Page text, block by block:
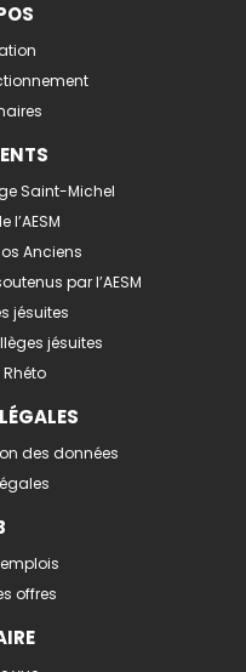
Saint-Michel
l’AESM
Anciens
par l’AESM
jésuites
jésuites
des données
offres